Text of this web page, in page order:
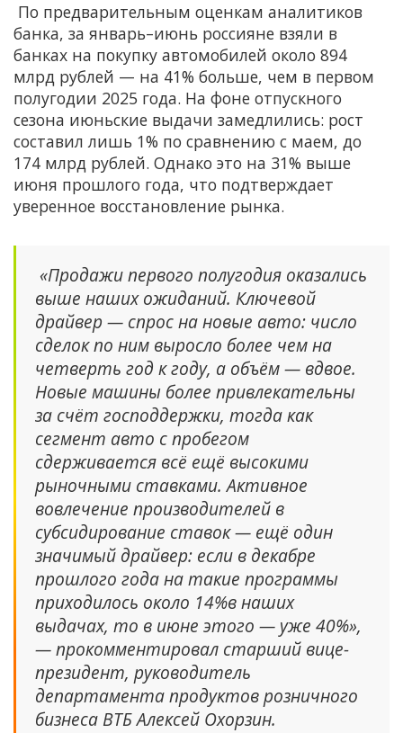
По предварительным оценкам аналитиков
банка, за январь–июнь россияне взяли в
банках на покупку автомобилей около 894
млрд рублей — на 41% больше, чем в первом
полугодии 2025 года. На фоне отпускного
сезона июньские выдачи замедлились: рост
составил лишь 1% по сравнению с маем, до
174 млрд рублей. Однако это на 31% выше
июня прошлого года, что подтверждает
уверенное восстановление рынка.
«Продажи первого полугодия оказались
выше наших ожиданий. Ключевой
драйвер — спрос на новые авто: число
сделок по ним выросло более чем на
четверть год к году, а объём — вдвое.
Новые машины более привлекательны
за счёт господдержки, тогда как
сегмент авто с пробегом
сдерживается всё ещё высокими
рыночными ставками. Активное
вовлечение производителей в
субсидирование ставок — ещё один
значимый драйвер: если в декабре
прошлого года на такие программы
приходилось около 14%в наших
выдачах, то в июне этого — уже 40%»,
— прокомментировал старший вице-
президент, руководитель
департамента продуктов розничного
бизнеса ВТБ Алексей Охорзин.